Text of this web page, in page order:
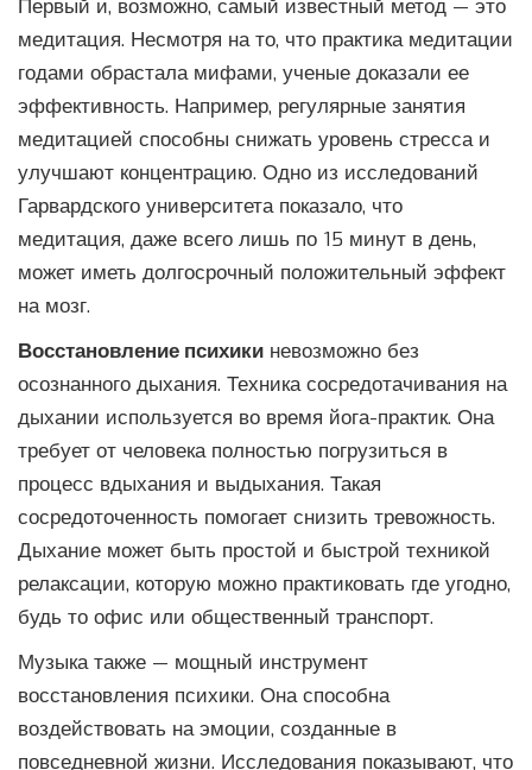
Первый и, возможно, самый известный метод — это
медитация. Несмотря на то, что практика медитации
годами обрастала мифами, ученые доказали ее
эффективность. Например, регулярные занятия
медитацией способны снижать уровень стресса и
улучшают концентрацию. Одно из исследований
Гарвардского университета показало, что
медитация, даже всего лишь по 15 минут в день,
может иметь долгосрочный положительный эффект
на мозг.
Восстановление психики невозможно без
осознанного дыхания. Техника сосредотачивания на
дыхании используется во время йога-практик. Она
требует от человека полностью погрузиться в
процесс вдыхания и выдыхания. Такая
сосредоточенность помогает снизить тревожность.
Дыхание может быть простой и быстрой техникой
релаксации, которую можно практиковать где угодно,
будь то офис или общественный транспорт.
Музыка также — мощный инструмент
восстановления психики. Она способна
воздействовать на эмоции, созданные в
повседневной жизни. Исследования показывают, что